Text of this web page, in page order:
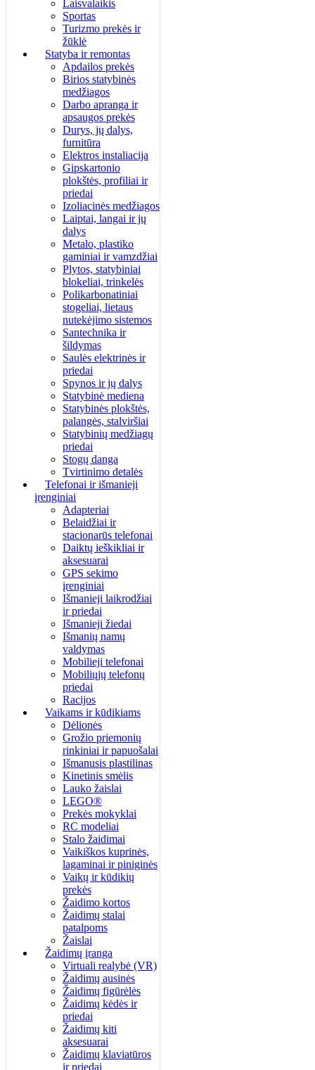
Laisvalaikis
Sportas
Turizmo prekės ir
žūklė
Statyba ir remontas
Apdailos prekės
Birios statybinės
medžiagos
Darbo apranga ir
apsaugos prekės
Durys, jų dalys,
furnitūra
Elektros instaliacija
Gipskartonio
plokštės, profiliai ir
priedai
Izoliacinės medžiagos
Laiptai, langai ir jų
dalys
Metalo, plastiko
gaminiai ir vamzdžiai
Plytos, statybiniai
blokeliai, trinkelės
Polikarbonatiniai
stogeliai, lietaus
nutekėjimo sistemos
Santechnika ir
šildymas
Saulės elektrinės ir
priedai
Spynos ir jų dalys
Statybinė mediena
Statybinės plokštės,
palangės, stalviršiai
Statybinių medžiagų
priedai
Stogų danga
Tvirtinimo detalės
Telefonai ir išmanieji
įrenginiai
Adapteriai
Belaidžiai ir
stacionarūs telefonai
Daiktų ieškikliai ir
aksesuarai
GPS sekimo
įrenginiai
Išmanieji laikrodžiai
ir priedai
Išmanieji žiedai
Išmanių namų
valdymas
Mobilieji telefonai
Mobiliųjų telefonų
priedai
Racijos
Vaikams ir kūdikiams
Dėlionės
Grožio priemonių
rinkiniai ir papuošalai
Išmanusis plastilinas
Kinetinis smėlis
Lauko žaislai
LEGO®
Prekės mokyklai
RC modeliai
Stalo žaidimai
Vaikiškos kuprinės,
lagaminai ir piniginės
Vaikų ir kūdikių
prekės
Žaidimo kortos
Žaidimų stalai
patalpoms
Žaislai
Žaidimų įranga
Virtuali realybė (VR)
Žaidimų ausinės
Žaidimų figūrėlės
Žaidimų kėdės ir
priedai
Žaidimų kiti
aksesuarai
Žaidimų klaviatūros
ir priedai